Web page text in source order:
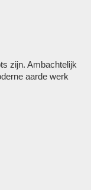
zijn. Ambachtelijk
aarde werk